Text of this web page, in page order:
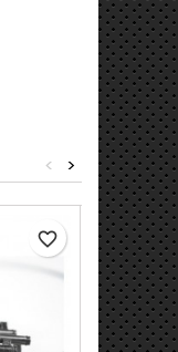
>
<
favorite_border